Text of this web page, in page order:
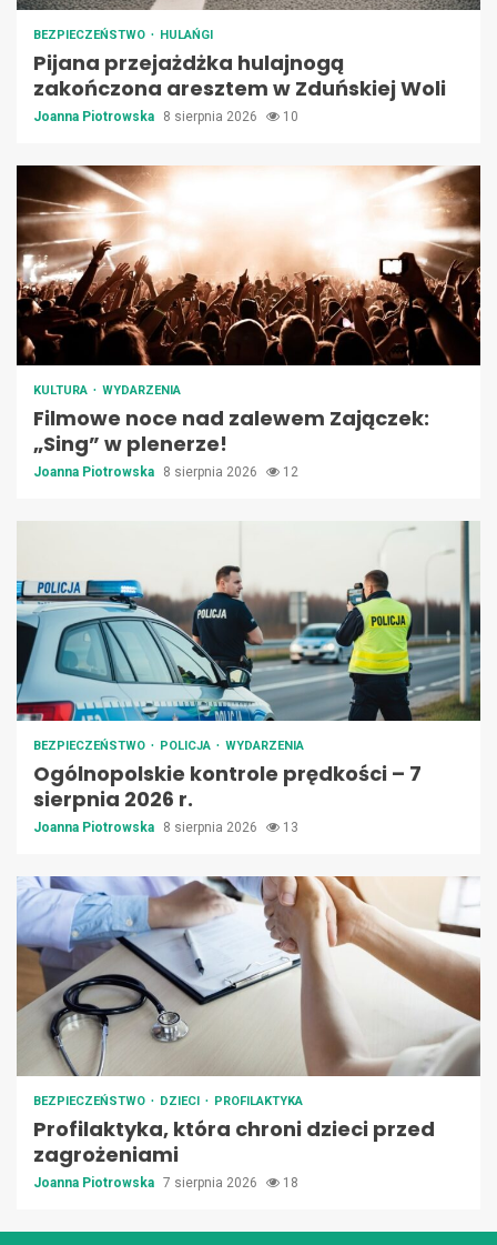
BEZPIECZEŃSTWO HULAŃGI
Pijana przejażdżka hulajnogą
zakończona aresztem w Zduńskiej Woli
Joanna Piotrowska 8 sierpnia 2026 10
KULTURA WYDARZENIA
Filmowe noce nad zalewem Zajączek:
„Sing” w plenerze!
Joanna Piotrowska 8 sierpnia 2026 12
BEZPIECZEŃSTWO POLICJA WYDARZENIA
Ogólnopolskie kontrole prędkości – 7
sierpnia 2026 r.
Joanna Piotrowska 8 sierpnia 2026 13
BEZPIECZEŃSTWO DZIECI PROFILAKTYKA
Profilaktyka, która chroni dzieci przed
zagrożeniami
Joanna Piotrowska 7 sierpnia 2026 18